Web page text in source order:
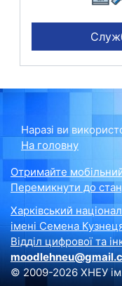
Наразі ви
На головну
Отримайте
Перемикнути до
Харківський
імені Семена
Відділ цифрової та
© 2009-2026 ХНЕУ ім.